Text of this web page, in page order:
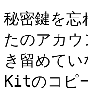
秘密鍵を忘
たのアカ
き留めて
Kitのコピ